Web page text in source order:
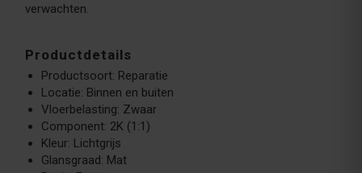
verwachten.
Productdetails
Productsoort: Reparatie
Locatie: Binnen en buiten
Vloerbelasting: Zwaar
Component: 2K (1:1)
Kleur: Lichtgrijs
Glansgraad: Mat